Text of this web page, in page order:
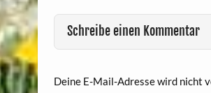
Schreibe einen Kommentar
Deine E-Mail-Adresse wird nicht